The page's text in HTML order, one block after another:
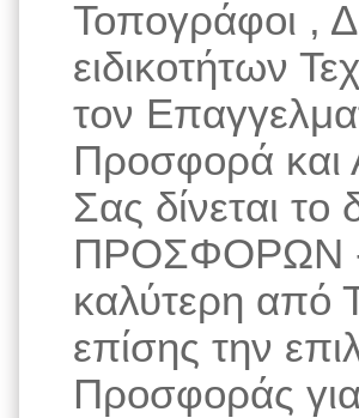
Τοπογράφοι ,
ειδικοτήτων
τον
Προσφορά και
Σας δίνεται το
ΠΡΟΣΦΟΡΩΝ -
καλύτερη από
επίσης την
Προσφοράς